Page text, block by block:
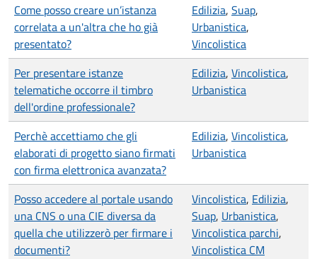
Come posso creare un’istanza
correlata a un'altra che ho già
presentato?
Edilizia, Suap,
Urbanistica,
Vincolistica
Per presentare istanze
telematiche occorre il timbro
dell'ordine professionale?
Edilizia, Vincolistica,
Urbanistica
Perchè accettiamo che gli
elaborati di progetto siano firmati
con firma elettronica avanzata?
Edilizia, Vincolistica,
Urbanistica
Posso accedere al portale usando
una CNS o una CIE diversa da
quella che utilizzerò per firmare i
documenti?
Vincolistica, Edilizia,
Suap, Urbanistica,
Vincolistica parchi,
Vincolistica CM